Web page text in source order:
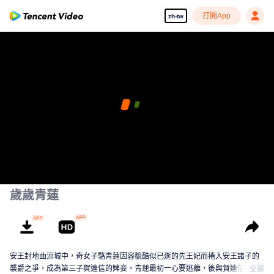
zh-tw 打開App
歲歲青蓮
安王封地曲涼城中，奇女子駱青蓮因容貌酷似已逝的先王妃而捲入安王諸子的
襲爵之爭，成為第三子賀連信的婢妾。青蓮最初一心要逃離，後與賀連信歷經
全部